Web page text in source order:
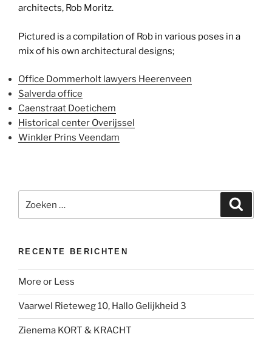
architects, Rob Moritz.
Pictured is a compilation of Rob in various poses in a
mix of his own architectural designs;
Office Dommerholt lawyers Heerenveen
Salverda office
Caenstraat Doetichem
Historical center Overijssel
Winkler Prins Veendam
naar:
RECENTE BERICHTEN
More or Less
Vaarwel Rieteweg 10, Hallo Gelijkheid 3
Zienema KORT & KRACHT